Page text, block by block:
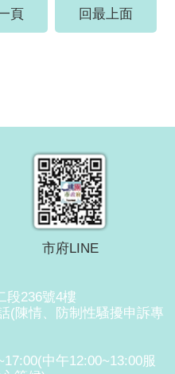
頁 回最上面
市府LINE
段236號4樓
(陳情、防制性騷擾申訴專
中午12:00~13:00服